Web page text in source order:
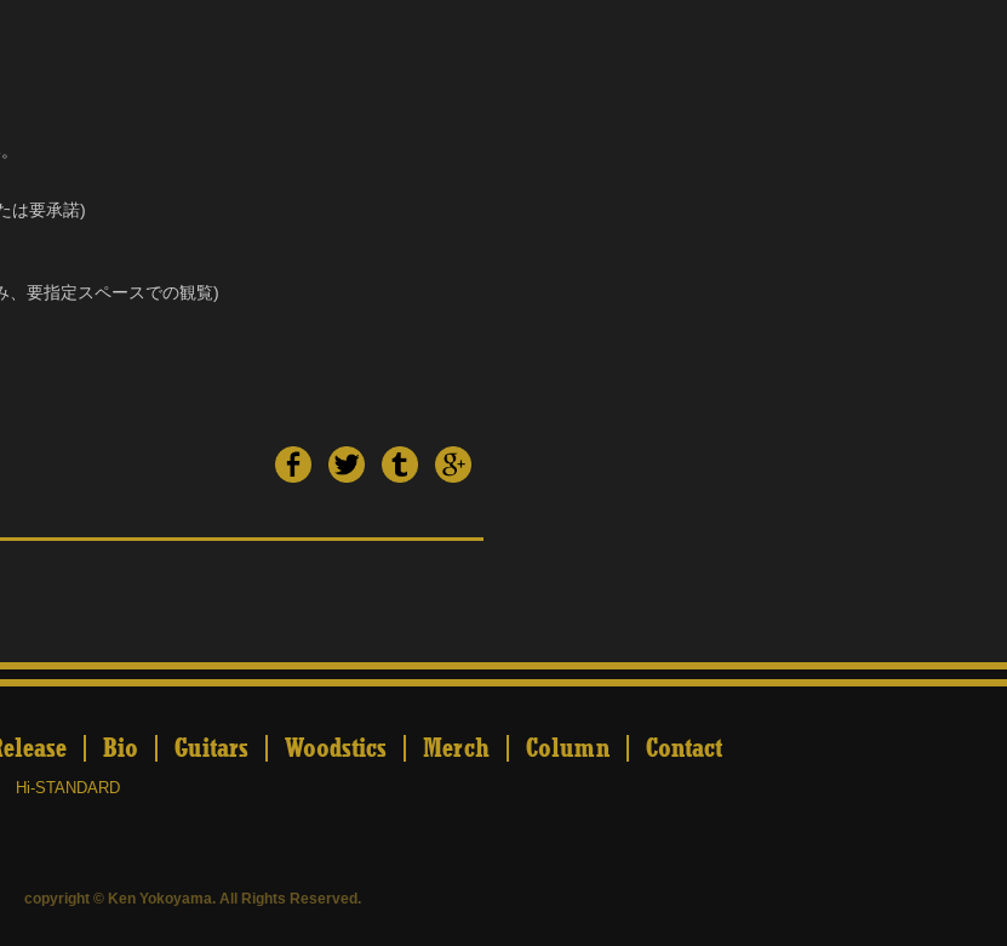
は要承諾)
、要指定スペースでの観覧)
Bio Guitars Woodstics Merch Column Contact
Hi-STANDARD
copyright © Ken Yokoyama. All Rights Reserved.